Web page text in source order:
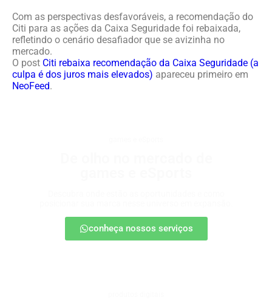
Com as perspectivas desfavoráveis, a recomendação do
Citi para as ações da Caixa Seguridade foi rebaixada,
refletindo o cenário desafiador que se avizinha no
mercado.
O post Citi rebaixa recomendação da Caixa Seguridade (a
culpa é dos juros mais elevados) apareceu primeiro em
NeoFeed.
conheça nossos serviços